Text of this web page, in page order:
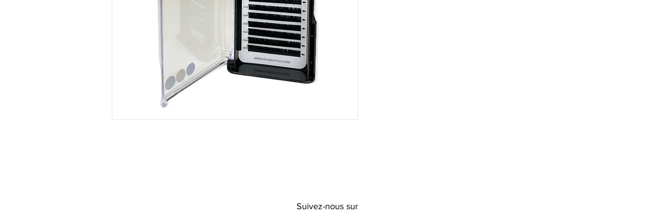
Suivez-nous sur